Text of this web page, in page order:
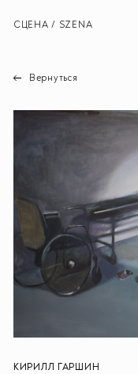
СЦЕНА / SZENA
Вернуться
КИРИЛЛ ГАРШИН